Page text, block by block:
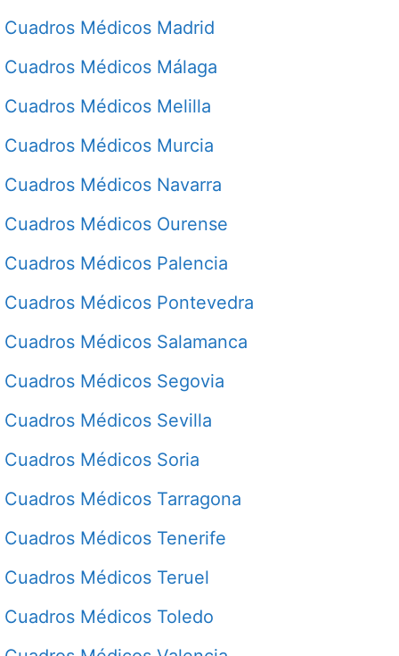
Cuadros Médicos Madrid
Cuadros Médicos Málaga
Cuadros Médicos Melilla
Cuadros Médicos Murcia
Cuadros Médicos Navarra
Cuadros Médicos Ourense
Cuadros Médicos Palencia
Cuadros Médicos Pontevedra
Cuadros Médicos Salamanca
Cuadros Médicos Segovia
Cuadros Médicos Sevilla
Cuadros Médicos Soria
Cuadros Médicos Tarragona
Cuadros Médicos Tenerife
Cuadros Médicos Teruel
Cuadros Médicos Toledo